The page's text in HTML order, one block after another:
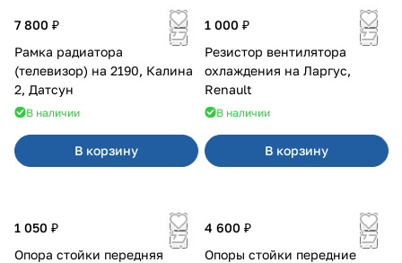
7 800 ₽
Рамка радиатора
(телевизор) на 2190, Калина
2, Датсун
В наличии
В корзину
1 000 ₽
Резистор вентилятора
охлаждения на Ларгус,
Renault
В наличии
В корзину
1 050 ₽
Опора стойки передняя
4 600 ₽
Опоры стойки передние